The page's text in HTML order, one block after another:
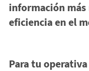
información más
eficiencia en el
Para tu